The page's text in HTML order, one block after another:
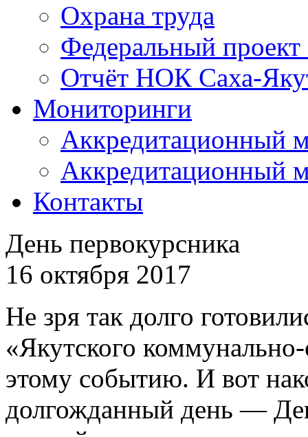
Охрана труда
Федеральный
Отчёт НОК Саха-
Мониторинги
Аккредитационный
Аккредитационный
Контакты
День первокурсника
16 октября 2017
Не зря так долго
«Якутского
этому событию. И вот
долгожданный день —